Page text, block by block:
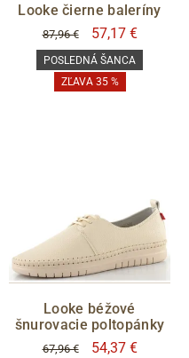
Looke čierne baleríny
87,96 € 57,17 €
POSLEDNÁ ŠANCA
ZĽAVA 35 %
Looke béžové
šnurovacie poltopánky
67,96 € 54,37 €